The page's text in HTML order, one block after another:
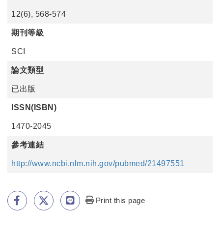
12(6), 568-574
期刊等級
SCI
論文類型
已出版
ISSN(ISBN)
1470-2045
參考連結
http://www.ncbi.nlm.nih.gov/pubmed/21497551
Print this page